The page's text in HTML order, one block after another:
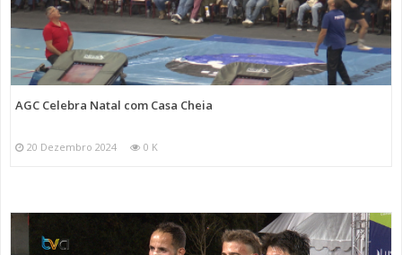
AGC Celebra Natal com Casa Cheia
20 Dezembro 2024 0 K